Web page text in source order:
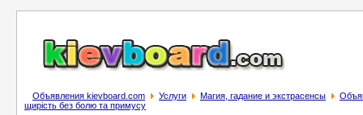
Объявления kievboard.com Услуги Магия, гадание и экстрасенсы
щирість без болю та примусу